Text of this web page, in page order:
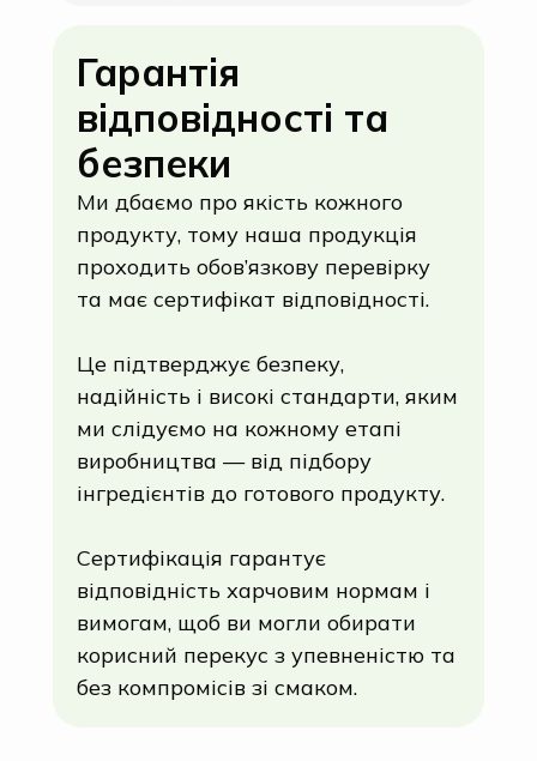
Гарантія
відповідності та
безпеки
Ми дбаємо про якість кожного
продукту, тому наша продукція
проходить обов’язкову перевірку
та має сертифікат відповідності.
Це підтверджує безпеку,
надійність і високі стандарти, яким
ми слідуємо на кожному етапі
виробництва — від підбору
інгредієнтів до готового продукту.
Сертифікація гарантує
відповідність харчовим нормам і
вимогам, щоб ви могли обирати
корисний перекус з упевненістю та
без компромісів зі смаком.